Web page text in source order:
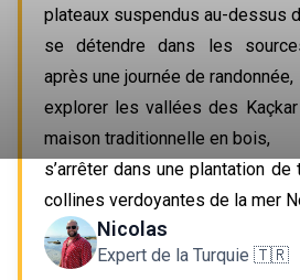
plateaux suspendus au-dessus
se détendre dans les
après une journée de randonnée,
explorer les vallées des
maison traditionnelle en bois,
s’arrêter dans une plantation
collines verdoyantes de la mer
Nicolas
Expert de la Turquie 🇹🇷